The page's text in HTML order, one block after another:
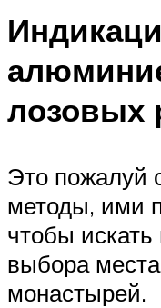
лозовых
Это пожалуй
методы, ими
чтобы
выбора
монастырей.